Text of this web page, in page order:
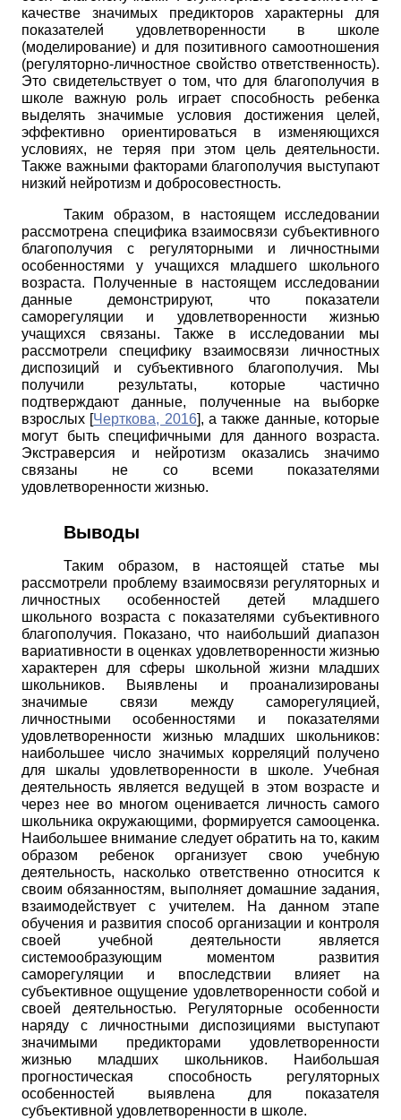
качестве значимых предикторов характерны для
показателей удовлетворенности в школе
(моделирование) и для позитивного самоотношения
(регуляторно-личностное свойство ответственность).
Это свидетельствует о том, что для благополучия в
школе важную роль играет способность ребенка
выделять значимые условия достижения целей,
эффективно ориентироваться в изменяющихся
условиях, не теряя при этом цель деятельности.
Также важными факторами благополучия выступают
низкий нейротизм и добросовестность.
Таким образом, в настоящем исследовании
рассмотрена специфика взаимосвязи субъективного
благополучия с регуляторными и личностными
особенностями у учащихся младшего школьного
возраста. Полученные в настоящем исследовании
данные демонстрируют, что показатели
саморегуляции и удовлетворенности жизнью
учащихся связаны. Также в исследовании мы
рассмотрели специфику взаимосвязи личностных
диспозиций и субъективного благополучия. Мы
получили результаты, которые частично
подтверждают данные, полученные на выборке
взрослых [Черткова, 2016], а также данные, которые
могут быть специфичными для данного возраста.
Экстраверсия и нейротизм оказались значимо
связаны не со всеми показателями
удовлетворенности жизнью.
Выводы
Таким образом, в настоящей статье мы
рассмотрели проблему взаимосвязи регуляторных и
личностных особенностей детей младшего
школьного возраста с показателями субъективного
благополучия. Показано, что наибольший диапазон
вариативности в оценках удовлетворенности жизнью
характерен для сферы школьной жизни младших
школьников. Выявлены и проанализированы
значимые связи между саморегуляцией,
личностными особенностями и показателями
удовлетворенности жизнью младших школьников:
наибольшее число значимых корреляций получено
для шкалы удовлетворенности в школе. Учебная
деятельность является ведущей в этом возрасте и
через нее во многом оценивается личность самого
школьника окружающими, формируется самооценка.
Наибольшее внимание следует обратить на то, каким
образом ребенок организует свою учебную
деятельность, насколько ответственно относится к
своим обязанностям, выполняет домашние задания,
взаимодействует с учителем. На данном этапе
обучения и развития способ организации и контроля
своей учебной деятельности является
системообразующим моментом развития
саморегуляции и впоследствии влияет на
субъективное ощущение удовлетворенности собой и
своей деятельностью. Регуляторные особенности
наряду с личностными диспозициями выступают
значимыми предикторами удовлетворенности
жизнью младших школьников. Наибольшая
прогностическая способность регуляторных
особенностей выявлена для показателя
субъективной удовлетворенности в школе.